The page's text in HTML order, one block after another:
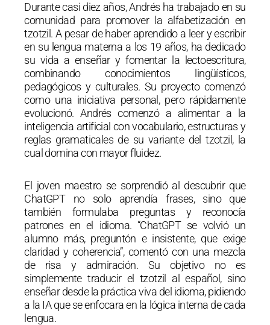
Durante casi diez años, Andrés ha trabajado en su
comunidad para promover la alfabetización en
tzotzil. A pesar de haber aprendido a leer y escribir
en su lengua materna a los 19 años, ha dedicado
su vida a enseñar y fomentar la lectoescritura,
combinando conocimientos lingüísticos,
pedagógicos y culturales. Su proyecto comenzó
como una iniciativa personal, pero rápidamente
evolucionó. Andrés comenzó a alimentar a la
inteligencia artificial con vocabulario, estructuras y
reglas gramaticales de su variante del tzotzil, la
cual domina con mayor fluidez.
El joven maestro se sorprendió al descubrir que
ChatGPT no solo aprendía frases, sino que
también formulaba preguntas y reconocía
patrones en el idioma. “ChatGPT se volvió un
alumno más, preguntón e insistente, que exige
claridad y coherencia”, comentó con una mezcla
de risa y admiración. Su objetivo no es
simplemente traducir el tzotzil al español, sino
enseñar desde la práctica viva del idioma, pidiendo
a la IA que se enfocara en la lógica interna de cada
lengua.